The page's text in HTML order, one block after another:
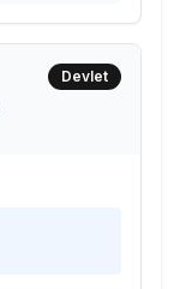
Devlet